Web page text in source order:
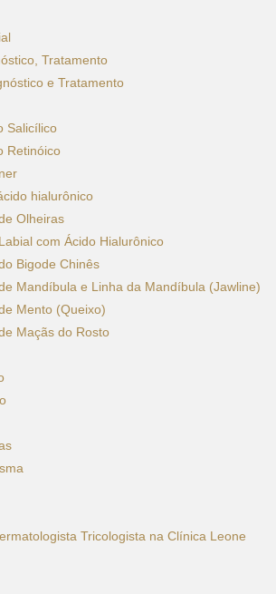
Tratamento
e Tratamento
Salicílico
Retinóico
hialurônico
Olheiras
com Ácido Hialurônico
Bigode Chinês
Mandíbula e Linha da Mandíbula (Jawline)
Mento (Queixo)
Maçãs do Rosto
Tricologista na Clínica Leone